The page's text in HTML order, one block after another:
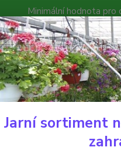
Minimální hodnota pro
můžete čekat nejpozději
Poradna Kontakty
Souhlas se zpracováním
Jarní sortiment